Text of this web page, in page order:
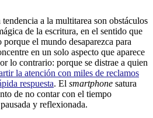
a la multitarea son obstáculos
de la escritura, en el sentido que
el mundo desaparezca para
en un solo aspecto que aparece
lo contrario: porque se distrae a quien
la atención con miles de reclamos
respuesta. El smartphone satura
de no contar con el tiempo
y reflexionada.